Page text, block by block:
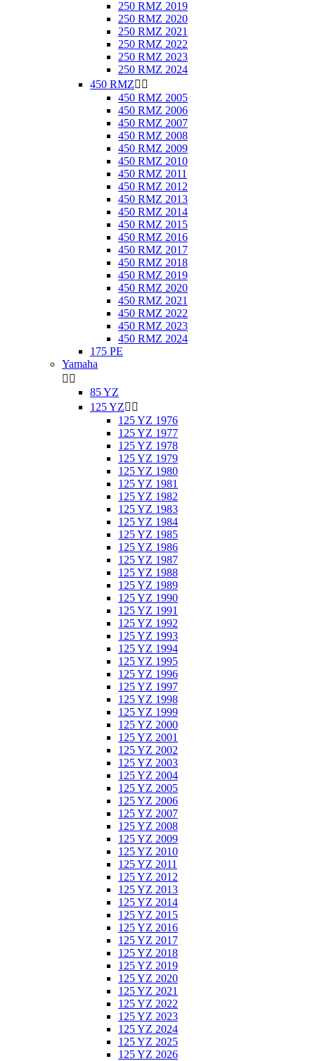
250 RMZ 2019
250 RMZ 2020
250 RMZ 2021
250 RMZ 2022
250 RMZ 2023
250 RMZ 2024
450 RMZ 
450 RMZ 2005
450 RMZ 2006
450 RMZ 2007
450 RMZ 2008
450 RMZ 2009
450 RMZ 2010
450 RMZ 2011
450 RMZ 2012
450 RMZ 2013
450 RMZ 2014
450 RMZ 2015
450 RMZ 2016
450 RMZ 2017
450 RMZ 2018
450 RMZ 2019
450 RMZ 2020
450 RMZ 2021
450 RMZ 2022
450 RMZ 2023
450 RMZ 2024
175 PE
Yamaha
 
85 YZ
125 YZ 
125 YZ 1976
125 YZ 1977
125 YZ 1978
125 YZ 1979
125 YZ 1980
125 YZ 1981
125 YZ 1982
125 YZ 1983
125 YZ 1984
125 YZ 1985
125 YZ 1986
125 YZ 1987
125 YZ 1988
125 YZ 1989
125 YZ 1990
125 YZ 1991
125 YZ 1992
125 YZ 1993
125 YZ 1994
125 YZ 1995
125 YZ 1996
125 YZ 1997
125 YZ 1998
125 YZ 1999
125 YZ 2000
125 YZ 2001
125 YZ 2002
125 YZ 2003
125 YZ 2004
125 YZ 2005
125 YZ 2006
125 YZ 2007
125 YZ 2008
125 YZ 2009
125 YZ 2010
125 YZ 2011
125 YZ 2012
125 YZ 2013
125 YZ 2014
125 YZ 2015
125 YZ 2016
125 YZ 2017
125 YZ 2018
125 YZ 2019
125 YZ 2020
125 YZ 2021
125 YZ 2022
125 YZ 2023
125 YZ 2024
125 YZ 2025
125 YZ 2026